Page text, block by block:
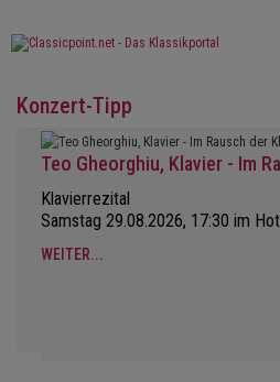
Konzert-Tipp
Teo Gheorghiu, Klavier - Im
Klavierrezital
Samstag 29.08.2026, 17:30 im
WEITER...